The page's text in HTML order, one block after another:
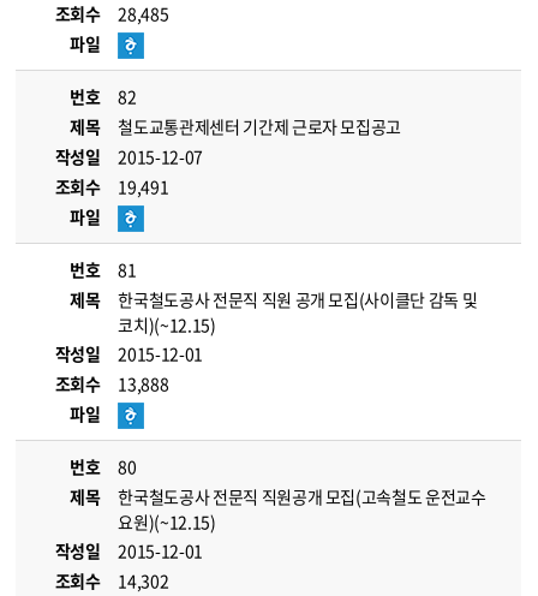
조회수
28,485
파일
번호
82
제목
철도교통관제센터 기간제 근로자 모집공고
작성일
2015-12-07
조회수
19,491
파일
번호
81
제목
한국철도공사 전문직 직원 공개 모집(사이클단 감독 및
코치)(~12.15)
작성일
2015-12-01
조회수
13,888
파일
번호
80
제목
한국철도공사 전문직 직원공개 모집(고속철도 운전교수
요원)(~12.15)
작성일
2015-12-01
조회수
14,302